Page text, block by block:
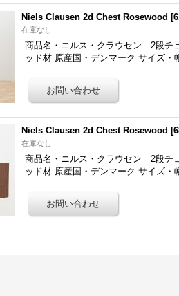
Niels Clausen 2d Chest Rosewood [
在庫なし
商品名・ニルス・クラウセン 2段チ
ッド材 原産国・デンマーク サイズ
Niels Clausen 2d Chest Rosewood [
在庫なし
商品名・ニルス・クラウセン 2段チ
ッド材 原産国・デンマーク サイズ